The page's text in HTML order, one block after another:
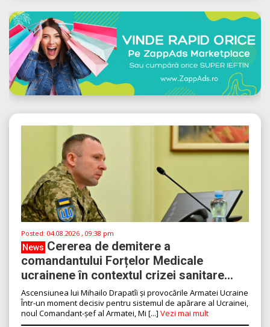
Posted: 04.08.2026 , 09:38 pm
News Cererea de demitere a
comandantului Forțelor Medicale
ucrainene în contextul crizei sanitare...
Ascensiunea lui Mihailo Drapatîi și provocările Armatei Ucraine
Într-un moment decisiv pentru sistemul de apărare al Ucrainei,
noul Comandant-șef al Armatei, Mi [...] Vezi mai mult